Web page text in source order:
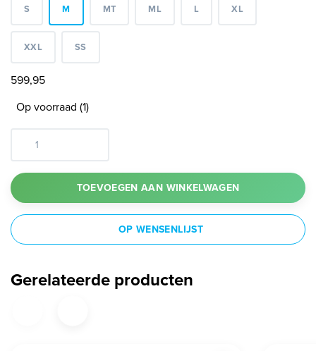
S M MT ML L XL
XXL SS
599,95
Op voorraad (1)
TOEVOEGEN AAN WINKELWAGEN
OP WENSENLIJST
Gerelateerde producten